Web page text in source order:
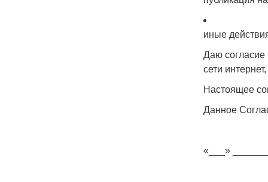
иные
Даю
сети
Настоящее
Данное
«___»